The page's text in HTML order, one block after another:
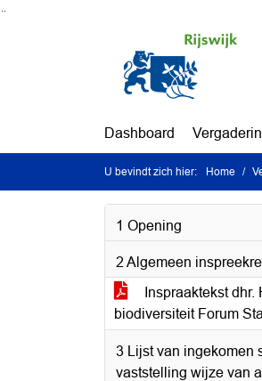
Dashboard
U bevindt zich hier: Home
1 Opening
2 Algemeen
Inspraaktekst dhr.
biodiversiteit Forum
3 Lijst van ingekomen
vaststelling wijze van